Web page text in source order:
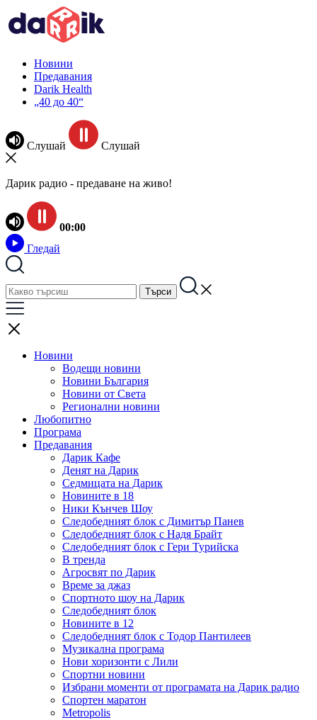
Новини
Предавания
Darik Health
„40 до 40“
Слушай Слушай
Дарик радио - предаване на живо!
00:00
Гледай
Новини
Водещи новини
Новини България
Новини от Света
Регионални новини
Любопитно
Програма
Предавания
Дарик Кафе
Денят на Дарик
Седмицата на Дарик
Новините в 18
Ники Кънчев Шоу
Следобедният блок с Димитър Панев
Следобедният блок с Надя Брайт
Следобедният блок с Гери Турийска
В тренда
Агросвят по Дарик
Време за джаз
Спортното шоу на Дарик
Следобедният блок
Новините в 12
Следобедният блок с Тодор Пантилеев
Музикална програма
Нови хоризонти с Лили
Спортни новини
Избрани моменти от програмата на Дарик радио
Спортен маратон
Metropolis